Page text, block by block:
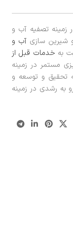
زمینه تصفیه آب و
شیرین سازی آب و
به خدمات قبل از
مستمر در زمینه
تحقیق و توسعه و
به رشدی در زمینه